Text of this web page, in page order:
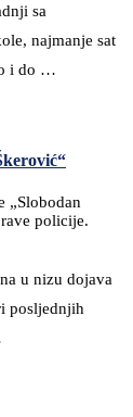
sa
najmanje sat
i do …
„Slobodan
policije.
u nizu dojava
posljednjih